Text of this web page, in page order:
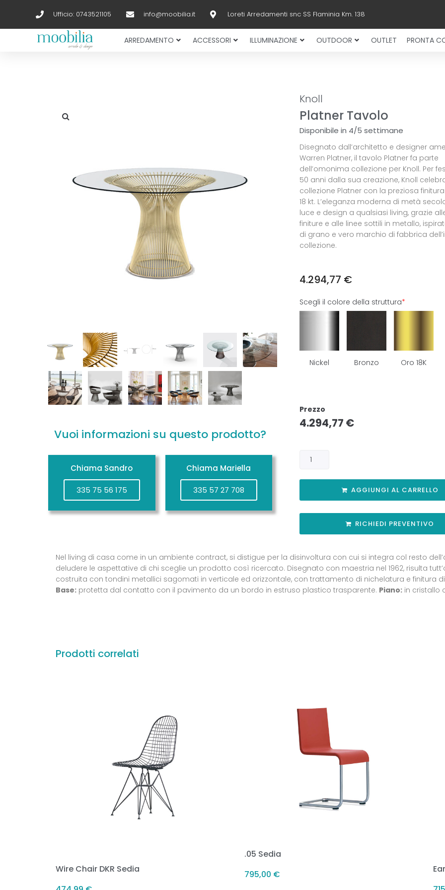
Ufficio: 0743521105 info@moobilia.it Loreti Arredamenti snc SS Flaminia Km. 138
ARREDAMENTO ACCESSORI ILLUMINAZIONE OUTDOOR OUTLET PRONTA
Vuoi informazioni su questo prodotto?
Chiama Sandro
335 75 56 175
Chiama Mariella
335 57 27 708
Knoll
Platner Tavolo
Disponibile in 4/5 settimane
Disegnato dall’architetto e designer
Warren Platner, il tavolo Platner fa parte
dell’omonima collezione per Knoll. Per
50 anni dalla sua creazione, Knoll
collezione Platner con la preziosa
18 kt. L’eleganza moderna di metà
luce e design a qualsiasi living, grazie
finiture e alle linee sottili in metallo,
di grano e vero marchio di fabbrica
collezione.
4.294,77 €
Scegli il colore della struttura*
Nickel Bronzo Oro 18K
Prezzo
4.294,77 €
AGGIUNGI AL CARRELLO
RICHIEDI PREVENTIVO
Nel living di casa come in un ambiente contract, si distigue per la disinvoltura con cui si integra col resto
deludere le aspettative di chi sceglie un prodotto così ricercato. Disegnato con maestria nel 1962, risulta
costruita con tondini metallici sagomati in verticale ed orizzontale, con trattamento di nichelatura e finitura
Base: protetta dal contatto con il pavimento da un bordo in estruso plastico trasparente. Piano: in cristallo
Prodotti correlati
Wire Chair DKR Sedia
.05 Sedia
795,00 €